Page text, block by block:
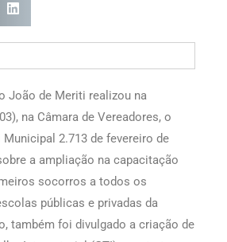
João de Meriti realizou na
na Câmara de Vereadores, o
Municipal 2.713 de fevereiro de
a ampliação na capacitação
socorros a todos os
públicas e privadas da
também foi divulgado a criação de